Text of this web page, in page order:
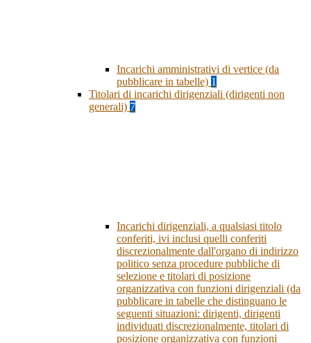
Incarichi amministrativi di vertice (da
pubblicare in tabelle) 1
Titolari di incarichi dirigenziali (dirigenti non
generali) 7
Incarichi dirigenziali, a qualsiasi titolo
conferiti, ivi inclusi quelli conferiti
discrezionalmente dall'organo di indirizzo
politico senza procedure pubbliche di
selezione e titolari di posizione
organizzativa con funzioni dirigenziali (da
pubblicare in tabelle che distinguano le
seguenti situazioni: dirigenti, dirigenti
individuati discrezionalmente, titolari di
posizione organizzativa con funzioni